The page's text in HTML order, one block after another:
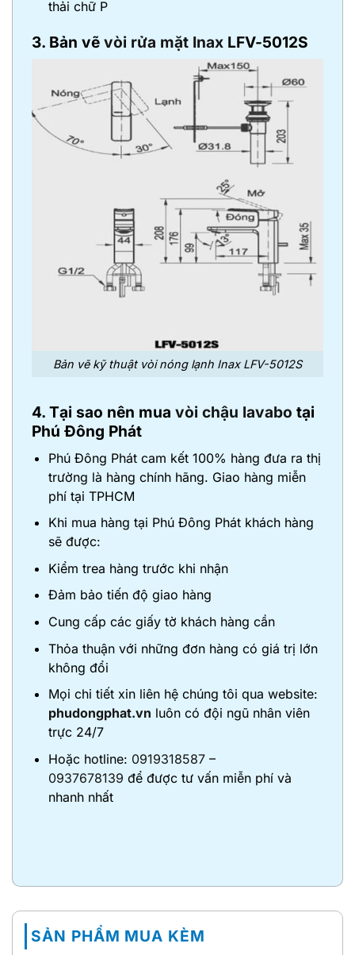
thải chữ P
3. Bản vẽ vòi rửa mặt Inax LFV-5012S
Bản vẽ kỹ thuật vòi nóng lạnh Inax LFV-5012S
4. Tại sao nên mua vòi chậu lavabo tại
Phú Đông Phát
Phú Đông Phát cam kết 100% hàng đưa ra thị
trường là hàng chính hãng. Giao hàng miễn
phí tại TPHCM
Khi mua hàng tại Phú Đông Phát khách hàng
sẽ được:
Kiểm trea hàng trước khi nhận
Đảm bảo tiến độ giao hàng
Cung cấp các giấy tờ khách hàng cần
Thỏa thuận với những đơn hàng có giá trị lớn
không đổi
Mọi chi tiết xin liên hệ chúng tôi qua website:
phudongphat.vn luôn có đội ngũ nhân viên
trực 24/7
Hoặc hotline: 0919318587–
0937678139 để được tư vấn miễn phí và
nhanh nhất
SẢN PHẨM MUA KÈM